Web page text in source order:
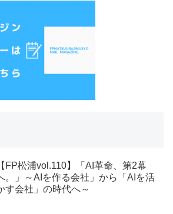
【FP松浦vol.110】「AI革命、第2幕
。」～AIを作る会社」から「AIを活
す会社」の時代へ～